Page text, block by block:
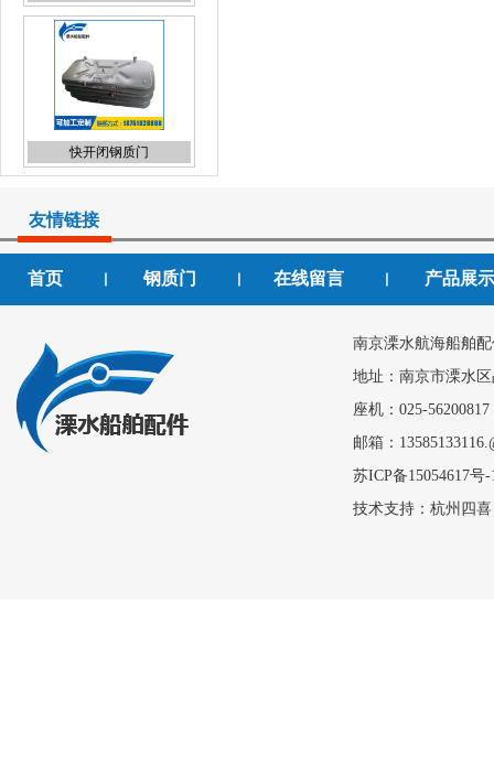
快开闭钢质门
友情链接
首页 钢质门 在线留言 产品展示
南京溧水航海船舶
地址：南京市溧水
座机：025-
邮箱：
苏ICP备15054617号-
技术支持： 杭州四喜